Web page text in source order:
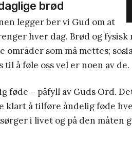
brød
legger ber vi Gud om at
hver dag. Brød og
områder som må mettes;
til å føle oss vel er noen av de.
føde – påfyll av Guds Ord.
klart å tilføre åndelig føde
i livet og på den måten